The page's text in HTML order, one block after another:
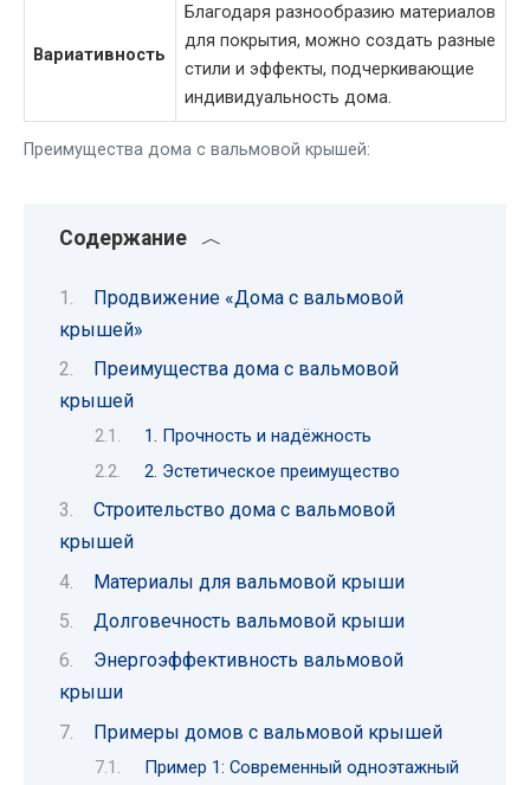
Преимущества дома с вальмовой крышей:
Вариативность
Благодаря разнообразию материалов
для покрытия, можно создать разные
стили и эффекты, подчеркивающие
индивидуальность дома.
Содержание
Продвижение «Дома с вальмовой
крышей»
Преимущества дома с вальмовой
крышей
1. Прочность и надёжность
2. Эстетическое преимущество
Строительство дома с вальмовой
крышей
Материалы для вальмовой крыши
Долговечность вальмовой крыши
Энергоэффективность вальмовой
крыши
Примеры домов с вальмовой крышей
Пример 1: Современный одноэтажный